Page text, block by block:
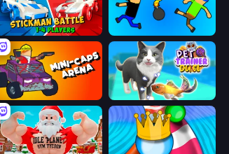
Stickman battle 1-4 Players Mini-Caps: Bombs
Mini-Caps: Arena Pet Trainer Duel